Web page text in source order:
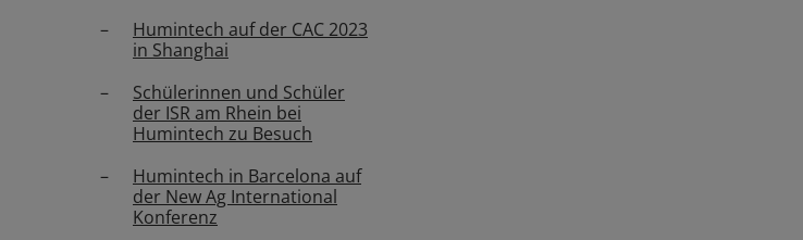
Humintech auf der CAC 2023
in Shanghai
Schülerinnen und Schüler
der ISR am Rhein bei
Humintech zu Besuch
Humintech in Barcelona auf
der New Ag International
Konferenz